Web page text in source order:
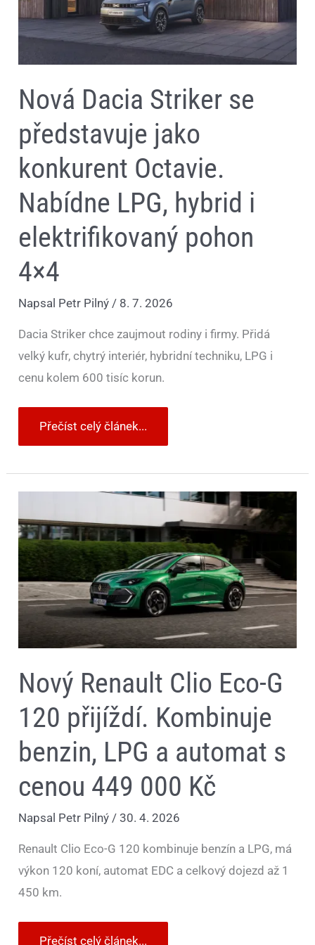
Nová Dacia Striker se
představuje jako
konkurent Octavie.
Nabídne LPG, hybrid i
elektrifikovaný pohon
4×4
Napsal Petr Pilný/ 8. 7. 2026
Dacia Striker chce zaujmout rodiny i firmy. Přidá
velký kufr, chytrý interiér, hybridní techniku, LPG i
cenu kolem 600 tisíc korun.
Nabídne
LPG,
pohon
Přečíst celý článek...
Nový Renault Clio Eco-G
120 přijíždí. Kombinuje
benzin, LPG a automat s
cenou 449 000 Kč
Napsal Petr Pilný/30. 4. 2026
Renault Clio Eco-G 120 kombinuje benzín a LPG, má
výkon 120 koní, automat EDC a celkový dojezd až 1
450 km.
Clio
Eco-
G
120
přijíždí.
Kombinuje
benzin,
LPG
a
automat
cenou
000
Kč
Přečíst celý článek...